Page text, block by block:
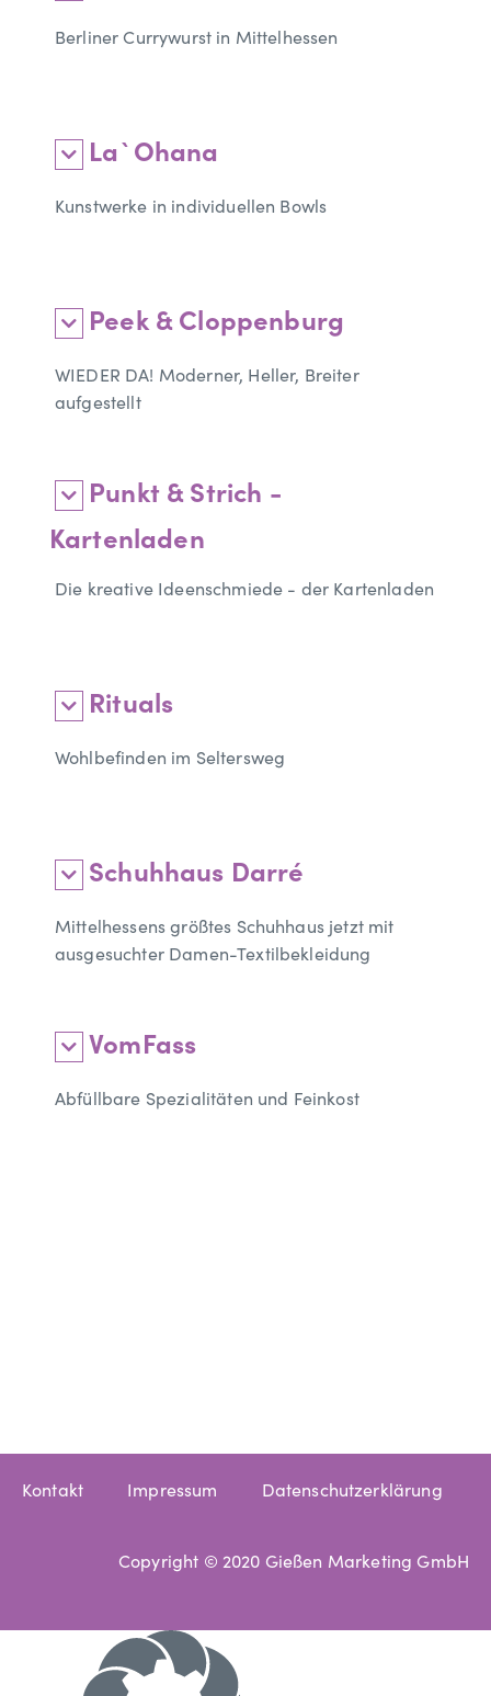
Berliner Currywurst in Mittelhessen
La`Ohana
Kunstwerke in individuellen Bowls
Peek & Cloppenburg
WIEDER DA! Moderner, Heller, Breiter
aufgestellt
Punkt & Strich -
Kartenladen
Die kreative Ideenschmiede - der Kartenladen
Rituals
Wohlbefinden im Seltersweg
Schuhhaus Darré
Mittelhessens größtes Schuhhaus jetzt mit
ausgesuchter Damen-Textilbekleidung
VomFass
Abfüllbare Spezialitäten und Feinkost
Kontakt Impressum Datenschutzerklärung
Copyright © 2020 Gießen Marketing GmbH